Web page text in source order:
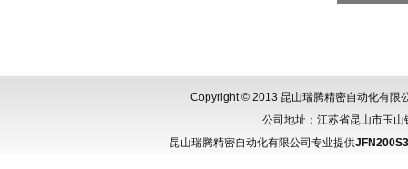
Copyright © 2013 昆山瑞腾精密自动化有限
公司地址：江苏省昆山市玉
昆山瑞腾精密自动化有限公司专业提供